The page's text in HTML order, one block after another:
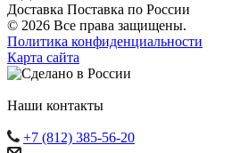
Доставка Поставка по России
© 2026 Все права защищены.
Политика конфиденциальности
Карта сайта
Наши контакты
+7 (812) 385-56-20